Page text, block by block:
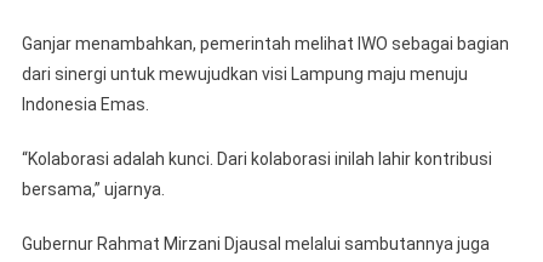
Ganjar menambahkan, pemerintah melihat IWO sebagai bagian
dari sinergi untuk mewujudkan visi Lampung maju menuju
Indonesia Emas.
“Kolaborasi adalah kunci. Dari kolaborasi inilah lahir kontribusi
bersama,” ujarnya.
Gubernur Rahmat Mirzani Djausal melalui sambutannya juga